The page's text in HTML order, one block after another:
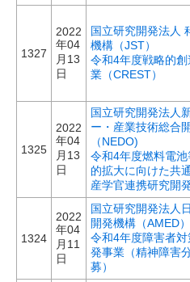
1327
2022
年04
月13
日
国立研究開発法人
機構（JST）
令和4年度戦略的
業（CREST）
1325
2022
年04
月13
日
国立研究開発法人
ー・産業技術総合
（NEDO)
令和4年度燃料電
的拡大に向けた共
産学官連携研究開
1324
2022
年04
月11
日
国立研究開発法人
開発機構（AMED）
令和4年度障害者
発事業（精神障害
募）